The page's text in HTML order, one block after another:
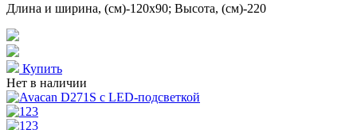
Длина и ширина, (см)-120x90; Высота, (см)-220
Купить
Нет в наличии